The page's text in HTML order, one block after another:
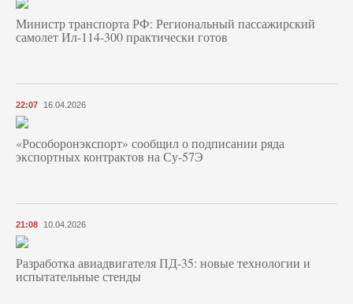
Министр транспорта РФ: Региональный пассажирский
самолет Ил-114-300 практически готов
22:07 16.04.2026
«Рособоронэкспорт» сообщил о подписании ряда
экспортных контрактов на Су-57Э
21:08 10.04.2026
Разработка авиадвигателя ПД-35: новые технологии и
испытательные стенды